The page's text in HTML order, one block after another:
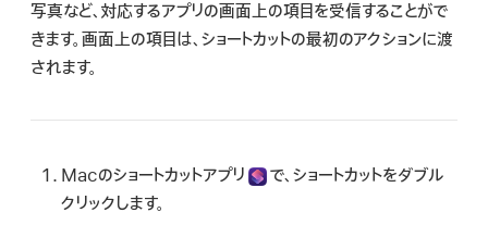
写真など、対応するアプリの画面上の項目を受信することがで
きます。画面上の項目は、ショートカットの最初のアクションに渡
されます。
Macのショートカットアプリ
で、ショートカットをダブル
クリックします。